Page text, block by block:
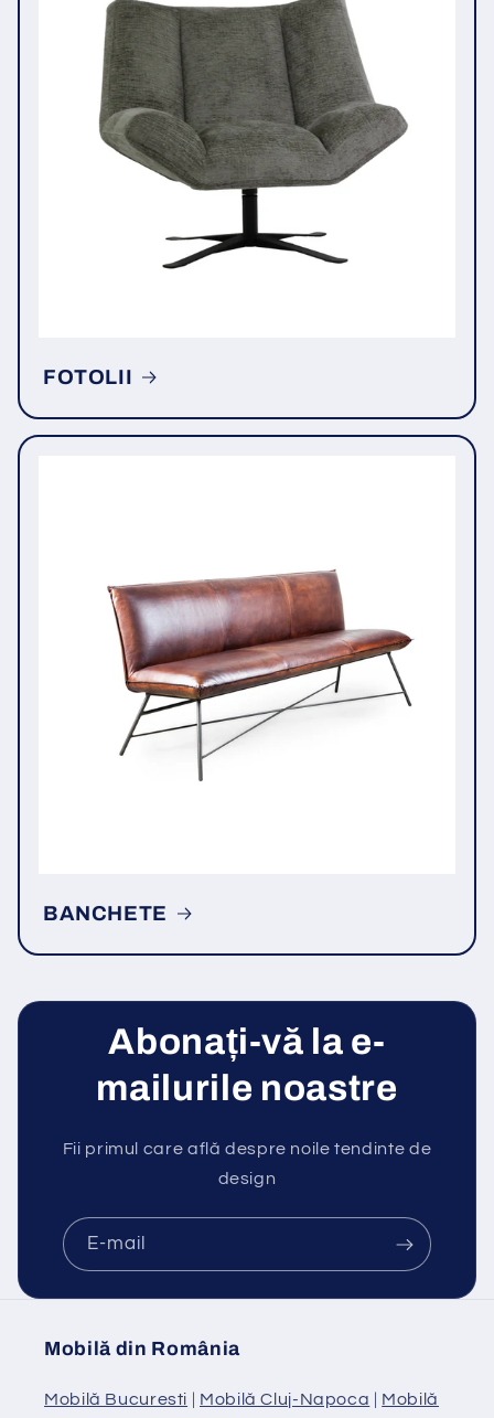
FOTOLII
BANCHETE
Abonați-vă la e-
mailurile noastre
Fii primul care află despre noile tendinte de
design
E-mail
Mobilă din România
Mobilă Bucuresti | Mobilă Cluj-Napoca | Mobilă